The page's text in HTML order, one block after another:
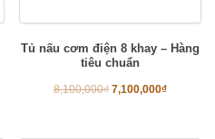
Tủ nấu cơm điện 8 khay – Hàng
tiêu chuẩn
8,100,000₫ 7,100,000₫